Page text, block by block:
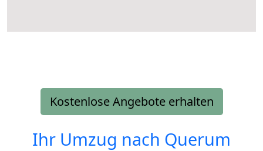
Kostenlose Angebote erhalten
Ihr Umzug nach Querum